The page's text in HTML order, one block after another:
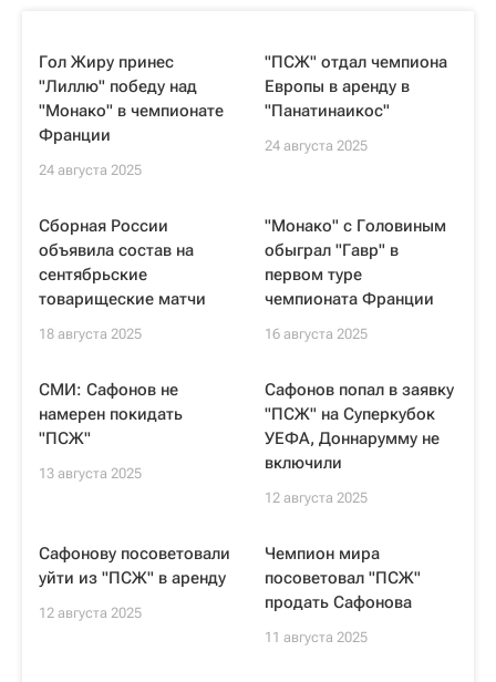
Гол Жиру принес
"Лиллю" победу над
"Монако" в чемпионате
Франции
24 августа 2025
"ПСЖ" отдал чемпиона
Европы в аренду в
"Панатинаикос"
24 августа 2025
Сборная России
объявила состав на
сентябрьские
товарищеские матчи
18 августа 2025
"Монако" с Головиным
обыграл "Гавр" в
первом туре
чемпионата Франции
16 августа 2025
СМИ: Сафонов не
намерен покидать
"ПСЖ"
13 августа 2025
Сафонов попал в заявку
"ПСЖ" на Суперкубок
УЕФА, Доннарумму не
включили
12 августа 2025
Сафонову посоветовали
уйти из "ПСЖ" в аренду
12 августа 2025
Чемпион мира
посоветовал "ПСЖ"
продать Сафонова
11 августа 2025